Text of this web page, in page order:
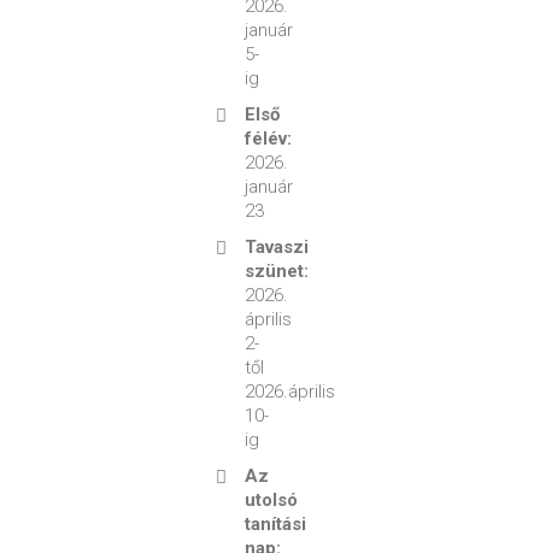
2026.
január
5-
ig
Első
félév:
2026.
január
23
Tavaszi
szünet:
2026.
április
2-
től
2026.április
10-
ig
Az
utolsó
tanítási
nap: